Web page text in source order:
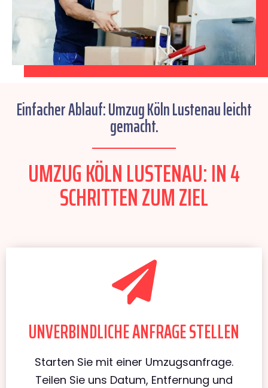
Einfacher Ablauf: Umzug Köln Lustenau leicht
gemacht.
UMZUG KÖLN LUSTENAU: IN 4
SCHRITTEN ZUM ZIEL
UNVERBINDLICHE ANFRAGE STELLEN
Starten Sie mit einer Umzugsanfrage.
Teilen Sie uns Datum, Entfernung und